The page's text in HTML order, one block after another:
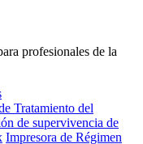
profesionales de la
Tratamiento del
de supervivencia de
Impresora de Régimen